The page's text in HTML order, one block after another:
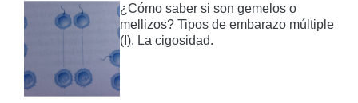
¿Cómo saber si son gemelos o
mellizos? Tipos de embarazo múltiple
(I). La cigosidad.